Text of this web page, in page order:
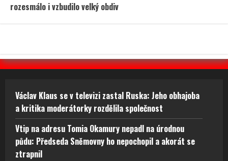
rozesmálo i vzbudilo velký obdiv
Václav Klaus se v televizi zastal Ruska: Jeho obhajoba
a kritika moderátorky rozdělila společnost
Vtip na adresu Tomia Okamury nepadl na úrodnou
půdu: Předseda Sněmovny ho nepochopil a akorát se
ztrapnil